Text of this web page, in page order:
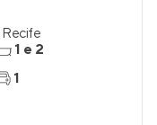
Recife
1 e 2
1